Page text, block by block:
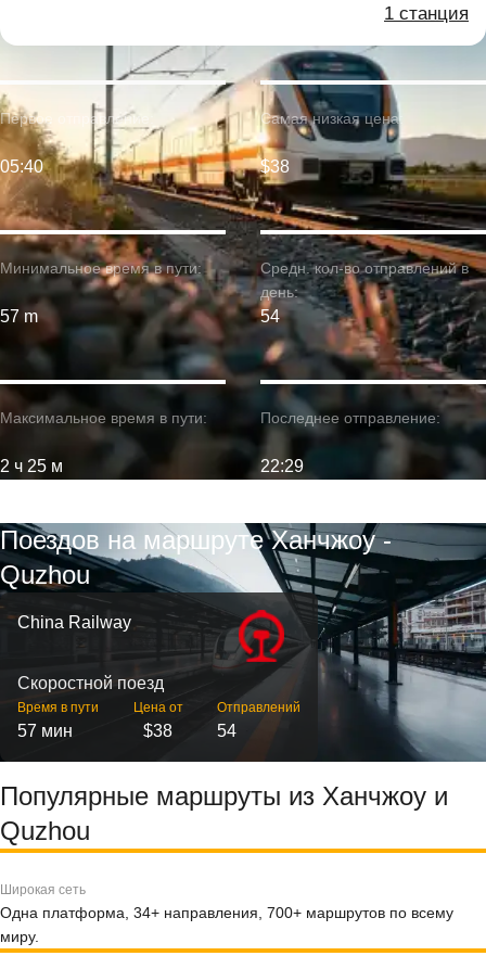
1 станция
Минимальное время в пути:
57 m
Первое отправление:
05:40
Максимальное время в пути:
2 ч 25 м
Самая низкая цена:
$38
Средн. кол-во отправлений в
день:
54
Последнее отправление:
22:29
Поездов на маршруте Ханчжоу -
Quzhou
China Railway
Скоростной поезд
Время в пути
57 мин
Цена от
$38
Отправлений
54
Популярные маршруты из Ханчжоу и
Quzhou
Широкая сеть
Одна платформа, 34+ направления, 700+ маршрутов по всему
миру.